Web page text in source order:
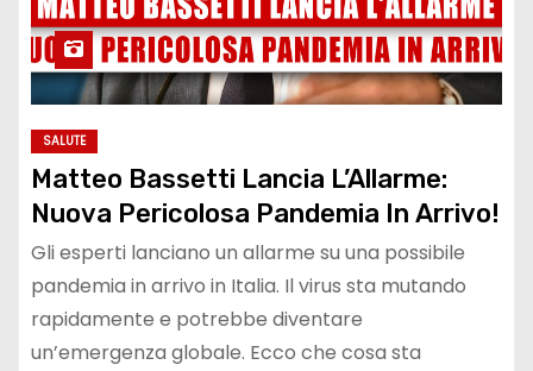
SALUTE
Matteo Bassetti Lancia L’Allarme:
Nuova Pericolosa Pandemia In Arrivo!
Gli esperti lanciano un allarme su una possibile
pandemia in arrivo in Italia. Il virus sta mutando
rapidamente e potrebbe diventare
un’emergenza globale. Ecco che cosa sta